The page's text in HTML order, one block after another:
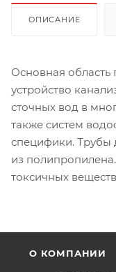
ОПИСАНИЕ
Основная
устройство
сточных вод в
также систем
специфики. Трубы
из
токсичных
О КОМПАНИИ